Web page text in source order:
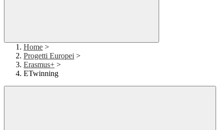
Home >
Progetti Europei >
Erasmus+ >
ETwinning